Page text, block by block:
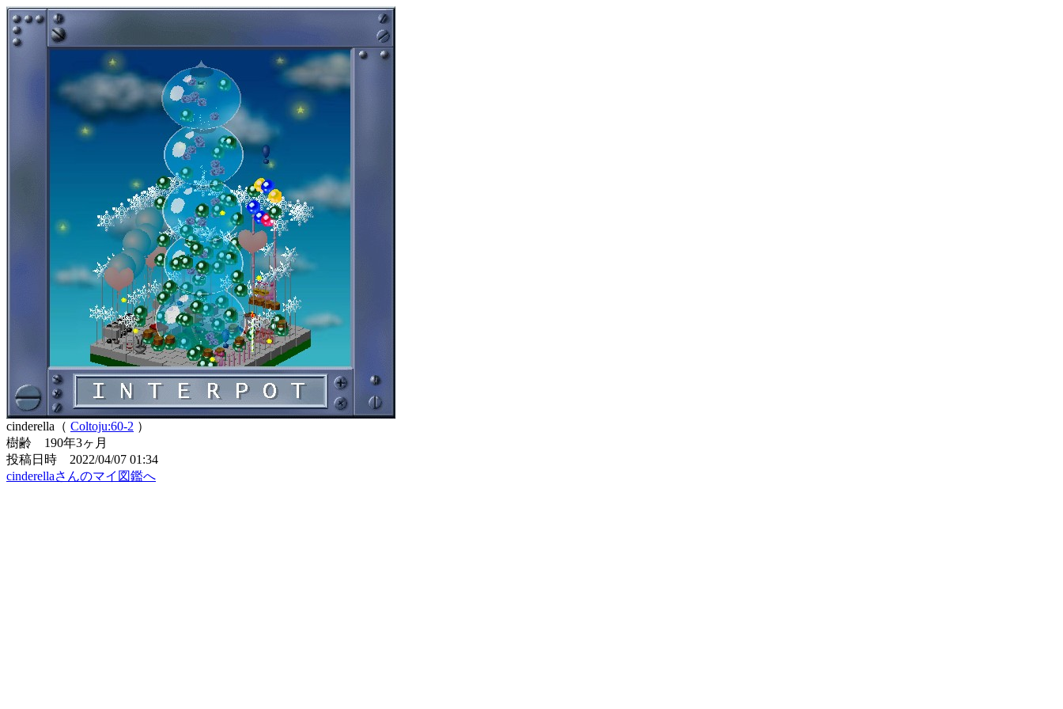
cinderella（ Coltoju:60-2 ）
樹齢 190年3ヶ月
投稿日時 2022/04/07 01:34
cinderellaさんのマイ図鑑へ